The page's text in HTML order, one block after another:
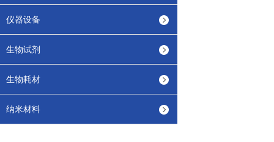
仪器设备
生物试剂
生物耗材
纳米材料